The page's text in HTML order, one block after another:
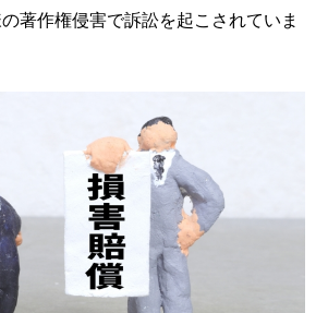
著作権侵害で訴訟を起こされていま